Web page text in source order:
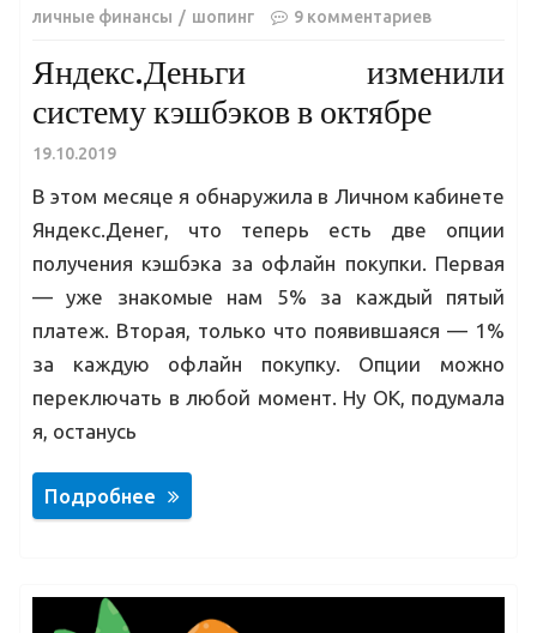
личные финансы
шопинг 9 комментариев
Яндекс.Деньги изменили
систему кэшбэков в октябре
19.10.2019
В этом месяце я обнаружила в Личном кабинете
Яндекс.Денег, что теперь есть две опции
получения кэшбэка за офлайн покупки. Первая
— уже знакомые нам 5% за каждый пятый
платеж. Вторая, только что появившаяся — 1%
за каждую офлайн покупку. Опции можно
переключать в любой момент. Ну ОК, подумала
я, останусь
Подробнее